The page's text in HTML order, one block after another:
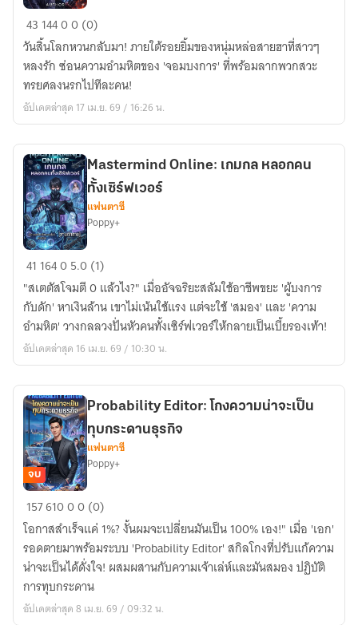
The
Two-
Faced
Survivor:
หล่อ
สุด
ดาร์
ก
สุดขีด
ใน
ยุค
ซอมบี้
43 14400 (0)
วันสิ้นโลกหวนกลับมา! ภายใต้รอยยิ้มของหนุ่มหล่อสายฮาที่สาวๆ
หลงรัก ซ่อนความอำมหิตของ 'จอมบงการ' ที่พร้อมลากพวกสวะ
ทรยศลงนรกไปทีละคน!
อัปเดตล่าสุด 17 เม.ย. 69 / 16:26 น.
Mastermind
Online:
เกม
กล
หลอก
คน
เซิร์ฟเวอร์
Mastermind Online: เกมกล หลอกคน
ทั้งเซิร์ฟเวอร์
แฟนตาซี
Poppy+
41 16405.0 (1)
"สเตตัสโจมตี 0 แล้วไง?" เมื่ออัจฉริยะสลัมใช้อาชีพขยะ 'ผู้บงการ
กับดัก' หาเงินล้าน เขาไม่เน้นใช้แรง แต่จะใช้ 'สมอง' และ 'ความ
อำมหิต' วางกลลวงปั่นหัวคนทั้งเซิร์ฟเวอร์ให้กลายเป็นเบี้ยรองเท้า!
อัปเดตล่าสุด 16 เม.ย. 69 / 10:30 น.
Probability
Editor:
โกง
ความ
น่า
จะ
เป็น
จบ
Probability Editor: โกงความน่าจะเป็น
ทุบกระดานธุรกิจ
แฟนตาซี
Poppy+
15761000 (0)
โอกาสสำเร็จแค่ 1%? งั้นผมจะเปลี่ยนมันเป็น 100% เอง!" เมื่อ 'เอก'
รอดตายมาพร้อมระบบ 'Probability Editor' สกิลโกงที่ปรับแก้ความ
น่าจะเป็นได้ดั่งใจ! ผสมผสานกับความเจ้าเล่ห์และมันสมอง ปฏิบัติ
การทุบกระดาน
อัปเดตล่าสุด 8 เม.ย. 69 / 09:32 น.